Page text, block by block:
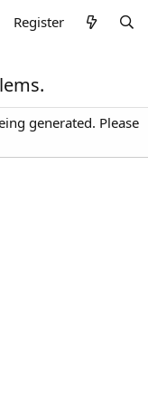
Register
generated. Please